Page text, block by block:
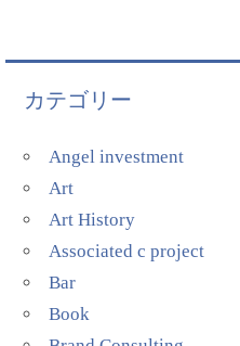
カテゴリー
Angel investment
Art
Art History
Associated c project
Bar
Book